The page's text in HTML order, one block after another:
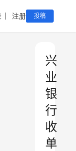
注册 投稿
兴
业
银
行
收
单